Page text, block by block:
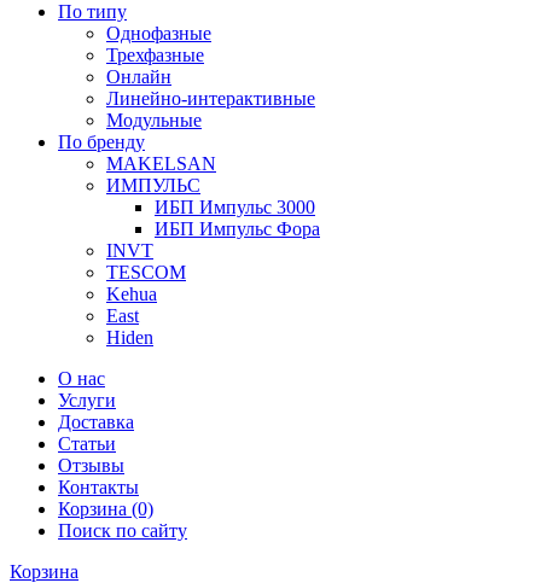
По типу
Однофазные
Трехфазные
Онлайн
Линейно-интерактивные
Модульные
По бренду
MAKELSAN
ИМПУЛЬС
ИБП Импульс 3000
ИБП Импульс Фора
INVT
TESCOM
Kehua
East
Hiden
О нас
Услуги
Доставка
Статьи
Отзывы
Контакты
Корзина (0)
Поиск по сайту
Корзина